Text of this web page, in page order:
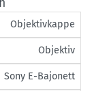
Objektivkappe
Objektiv
Sony E-Bajonett